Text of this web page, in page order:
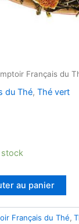
Français du
du Thé, Thé vert
stock
au panier
Français du Thé,